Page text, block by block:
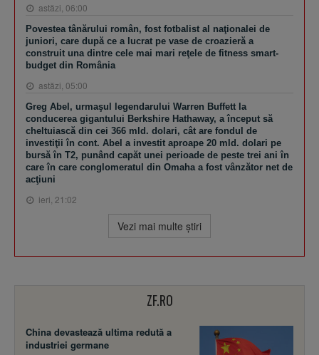
astăzi, 06:00
Povestea tânărului român, fost fotbalist al naţionalei de
juniori, care după ce a lucrat pe vase de croazieră a
construit una dintre cele mai mari reţele de fitness smart-
budget din România
astăzi, 05:00
Greg Abel, urmaşul legendarului Warren Buffett la
conducerea gigantului Berkshire Hathaway, a început să
cheltuiască din cei 366 mld. dolari, cât are fondul de
investiţii în cont. Abel a investit aproape 20 mld. dolari pe
bursă în T2, punând capăt unei perioade de peste trei ani în
care în care conglomeratul din Omaha a fost vânzător net de
acţiuni
ieri, 21:02
Vezi mai multe ştiri
ZF.RO
China devastează ultima redută a
industriei germane